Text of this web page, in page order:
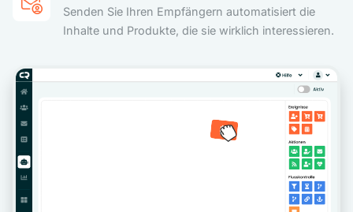
Senden Sie Ihren Empfängern automatisiert die
Inhalte und Produkte, die sie wirklich interessieren.